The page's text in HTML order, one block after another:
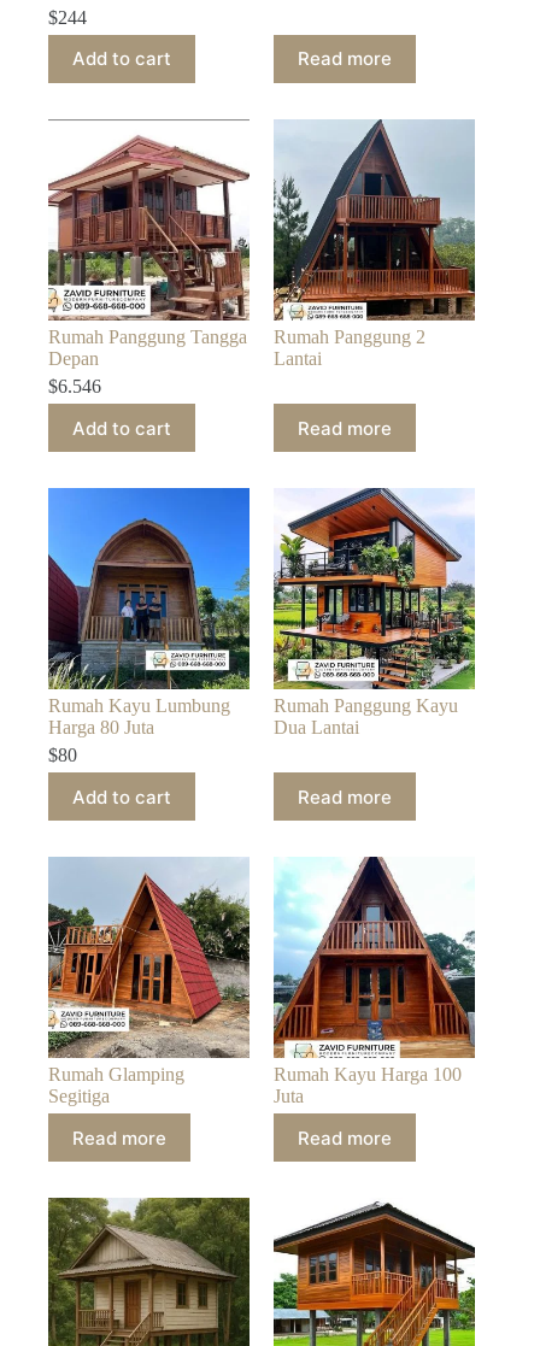
$244
Add to cart Read more
Rumah Panggung Tangga
Depan
$6.546
Add to cart
Rumah Panggung 2
Lantai
Read more
Rumah Kayu Lumbung
Harga 80 Juta
$80
Add to cart
Rumah Panggung Kayu
Dua Lantai
Read more
Rumah Glamping
Segitiga
Read more
Rumah Kayu Harga 100
Juta
Read more